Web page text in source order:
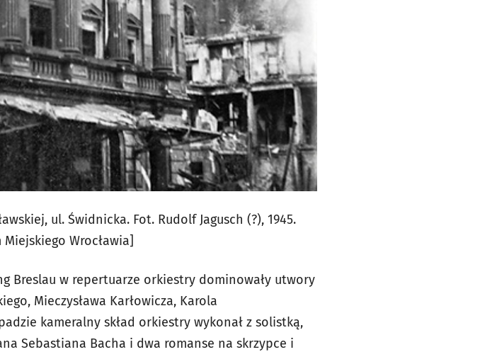
ul. Świdnicka. Fot. Rudolf Jagusch (?), 1945.
Wrocławia]
Breslau w repertuarze orkiestry dominowały utwory
Mieczysława Karłowicza, Karola
kameralny skład orkiestry wykonał z solistką,
Sebastiana Bacha i dwa romanse na skrzypce i